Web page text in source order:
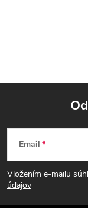
Z
á
p
Email
Vložením e-mailu
údajov